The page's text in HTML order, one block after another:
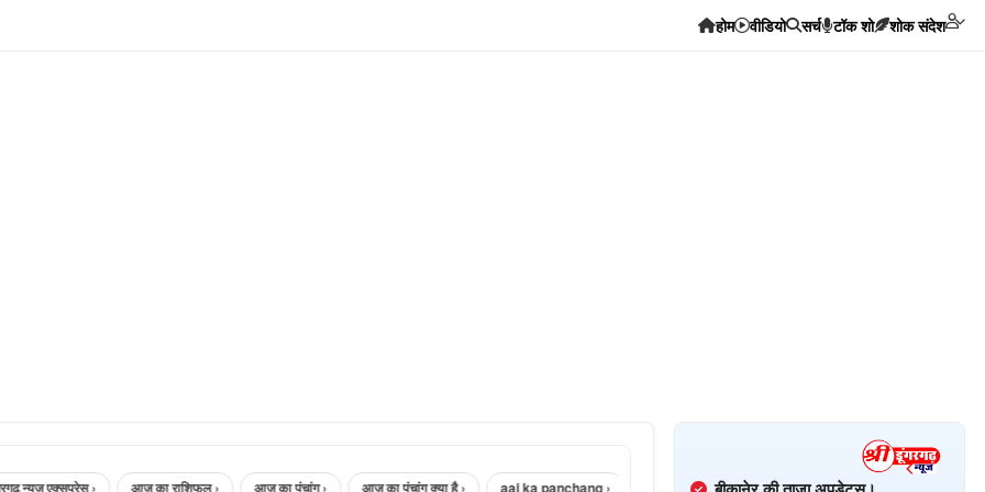
होम वीडियो सर्च टॉक शो शोक संदेश
› आज का राशिफल › आज का पंचांग › आज का पंचांग क्या है › aaj ka panchang › sri dungargarh corona news › sri dungargarh news in